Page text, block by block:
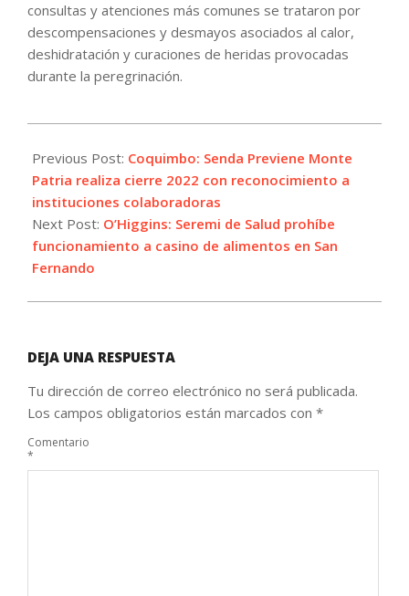
consultas y atenciones más comunes se trataron por
descompensaciones y desmayos asociados al calor,
deshidratación y curaciones de heridas provocadas
durante la peregrinación.
12-
10
Previous Post: Coquimbo: Senda Previene Monte
Patria realiza cierre 2022 con reconocimiento a
instituciones colaboradoras
Next Post: O’Higgins: Seremi de Salud prohíbe
funcionamiento a casino de alimentos en San
Fernando
DEJA UNA RESPUESTA
Tu dirección de correo electrónico no será publicada.
Los campos obligatorios están marcados con *
Comentario
*